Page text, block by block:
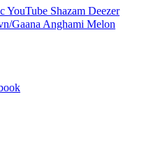
YouTube Shazam Deezer
Gaana Anghami Melon